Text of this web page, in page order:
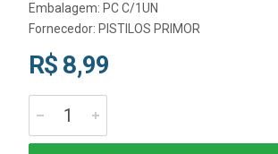
Embalagem: PC C/1UN
Fornecedor: PISTILOS PRIMOR
R$ 8,99